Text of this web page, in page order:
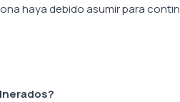
haya debido asumir para